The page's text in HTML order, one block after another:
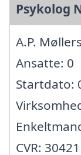
Psykolog
A.P.
Ansatte: 0
Startdato:
CVR: